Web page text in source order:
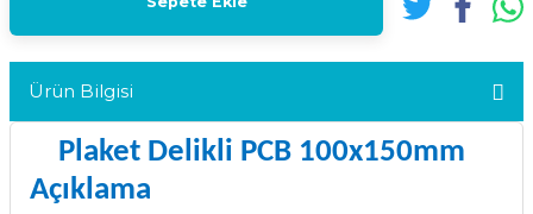
Ürün Bilgisi
Plaket Delikli PCB 100x150mm
Açıklama